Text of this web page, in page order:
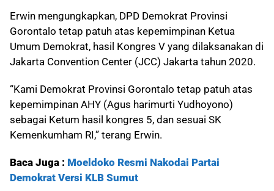
Erwin mengungkapkan, DPD Demokrat Provinsi
Gorontalo tetap patuh atas kepemimpinan Ketua
Umum Demokrat, hasil Kongres V yang dilaksanakan di
Jakarta Convention Center (JCC) Jakarta tahun 2020.
“Kami Demokrat Provinsi Gorontalo tetap patuh atas
kepemimpinan AHY (Agus harimurti Yudhoyono)
sebagai Ketum hasil kongres 5, dan sesuai SK
Kemenkumham RI,” terang Erwin.
Baca Juga : Moeldoko Resmi Nakodai Partai
Demokrat Versi KLB Sumut